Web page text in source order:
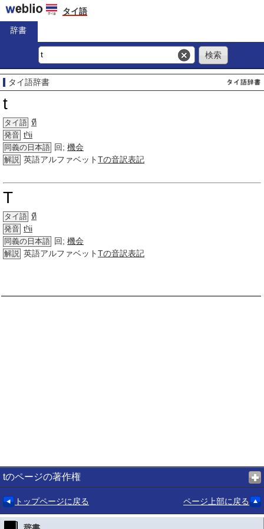
タイ語
辞書
タイ語辞書
t
タイ語 ที
発音 tʰii
同義の日本語 回; 機会
解説 英語アルファベットTの音訳表記
T
タイ語 ที
発音 tʰii
同義の日本語 回; 機会
解説 英語アルファベットTの音訳表記
tのページの著作権
トップページに戻る ページ上部に戻る